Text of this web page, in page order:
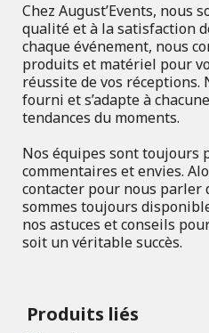
Chez August’Events, nous
qualité et à la satisfaction
chaque événement, nous
produits et matériel pour
réussite de vos réceptions.
fourni et s’adapte à
tendances du moments.
Nos équipes sont toujours
commentaires et envies.
contacter pour nous parler
sommes toujours
nos astuces et conseils
soit un véritable succès.
Produits liés